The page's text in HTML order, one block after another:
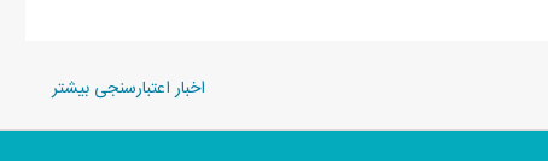
اخبار اعتبارسنجی بیشتر